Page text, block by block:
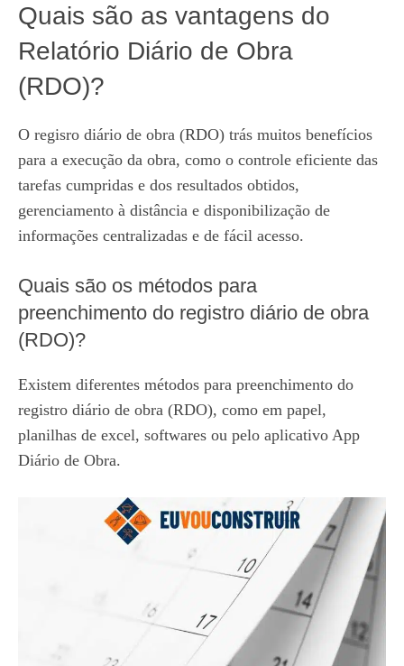
Quais são as vantagens do
Relatório Diário de Obra
(RDO)?
O regisro diário de obra (RDO) trás muitos benefícios
para a execução da obra, como o controle eficiente das
tarefas cumpridas e dos resultados obtidos,
gerenciamento à distância e disponibilização de
informações centralizadas e de fácil acesso.
Quais são os métodos para
preenchimento do registro diário de obra
(RDO)?
Existem diferentes métodos para preenchimento do
registro diário de obra (RDO), como em papel,
planilhas de excel, softwares ou pelo aplicativo App
Diário de Obra.